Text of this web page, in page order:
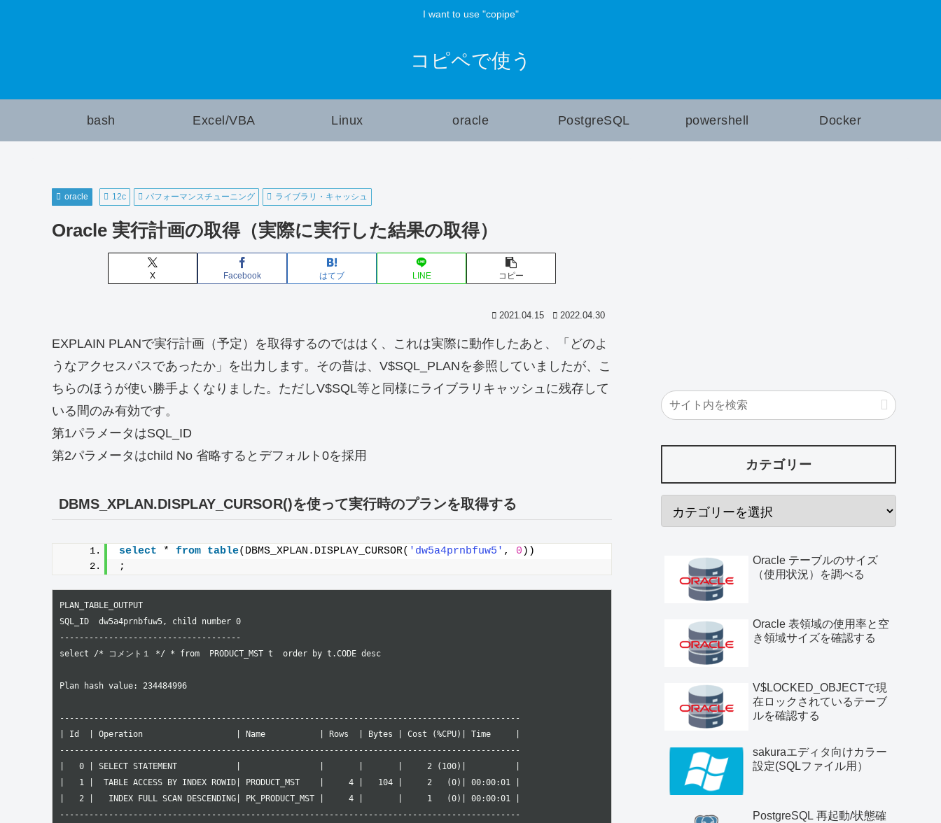
I want to use "copipe"
コピペで使う
bash Excel/VBA Linux oracle PostgreSQL powershell Docker
oracle 12c パフォーマンスチューニング ライブラリ・キャッシュ
Oracle 実行計画の取得（実際に実行した結果の取得）
X Facebook はてブ LINE コピー
2021.04.15 2022.04.30
EXPLAIN PLANで実行計画（予定）を取得するのでははく、これは実際に動作したあと、「どのよ
うなアクセスパスであったか」を出力します。その昔は、V$SQL_PLANを参照していましたが、こ
ちらのほうが使い勝手よくなりました。ただしV$SQL等と同様にライブラリキャッシュに残存して
いる間のみ有効です。
第1パラメータはSQL_ID
第2パラメータはchild No 省略するとデフォルト0を採用
DBMS_XPLAN.DISPLAY_CURSOR()を使って実行時のプランを取得する
select * from table(DBMS_XPLAN.DISPLAY_CURSOR( 'dw5a4prnbfuw5' , 0 ))
;
PLAN_TABLE_OUTPUT
SQL_ID  dw5a4prnbfuw5, child number 0
-------------------------------------
select /* コメント１ */ * from  PRODUCT_MST t  order by t.CODE desc
Plan hash value: 234484996
----------------------------------------------------------------------------------------------
| Id  | Operation                   | Name           | Rows  | Bytes | Cost (%CPU)| Time     |
----------------------------------------------------------------------------------------------
|   0 | SELECT STATEMENT            |                |       |       |     2 (100)|          |
|   1 |  TABLE ACCESS BY INDEX ROWID| PRODUCT_MST    |     4 |   104 |     2   (0)| 00:00:01 |
|   2 |   INDEX FULL SCAN DESCENDING| PK_PRODUCT_MST |     4 |       |     1   (0)| 00:00:01 |
----------------------------------------------------------------------------------------------
カテゴリー
Oracle テーブルのサイズ
（使用状況）を調べる
Oracle 表領域の使用率と空
き領域サイズを確認する
V$LOCKED_OBJECTで現
在ロックされているテーブ
ルを確認する
sakuraエディタ向けカラー
設定(SQLファイル用）
PostgreSQL 再起動/状態確